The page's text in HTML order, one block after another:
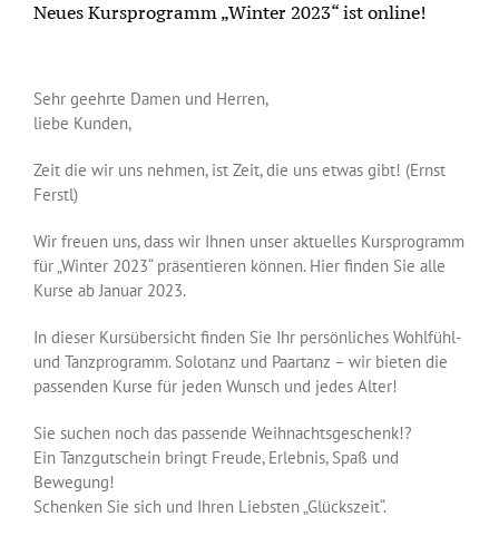
Neues Kursprogramm „Winter 2023“ ist online!
grösseres
Bild
Sehr geehrte Damen und Herren,
liebe Kunden,
Zeit die wir uns nehmen, ist Zeit, die uns etwas gibt! (Ernst
Ferstl)
Wir freuen uns, dass wir Ihnen unser aktuelles Kursprogramm
für „Winter 2023“ präsentieren können. Hier finden Sie alle
Kurse ab Januar 2023.
In dieser Kursübersicht finden Sie Ihr persönliches Wohlfühl-
und Tanzprogramm. Solotanz und Paartanz – wir bieten die
passenden Kurse für jeden Wunsch und jedes Alter!
Sie suchen noch das passende Weihnachtsgeschenk!?
Ein Tanzgutschein bringt Freude, Erlebnis, Spaß und
Bewegung!
Schenken Sie sich und Ihren Liebsten „Glückszeit“.